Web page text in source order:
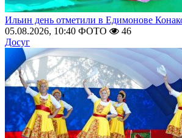
Ильин день отметили в Едимонове
05.08.2026, 10:40 ФОТО
46
Досуг